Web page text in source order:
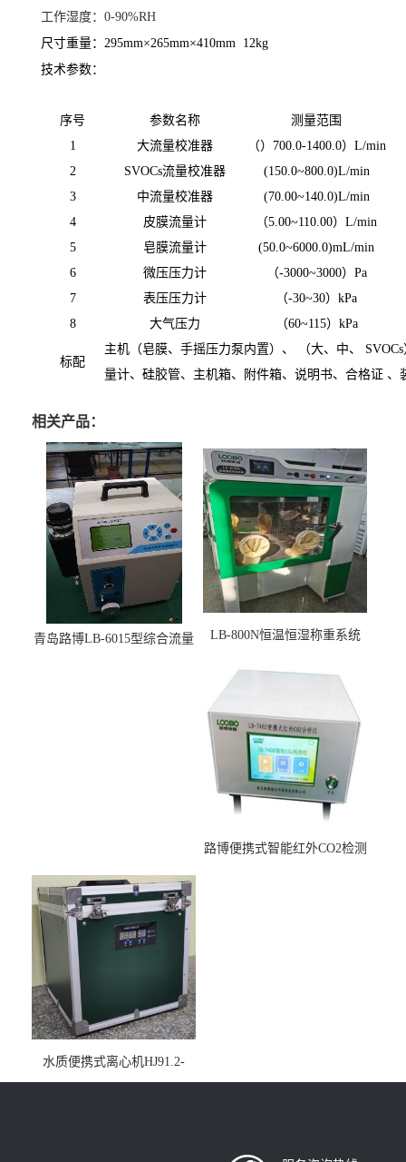
工作湿度：0-90%RH
尺寸重量： 295mm×265mm×410mm
12kg
技术参数：
序号 参数名称
测量范围
1
大流量校准器 （）700.0-1400.0）L/min
2
SVOCs流量校准器 (150.0~800.0)L/min
3
中流量校准器 (70.00~140.0)L/min
4
皮膜流量计 （5. 00~11 0. 00）L/min
5
皂膜流量计 (50. 0~6000. 0)mL/min
6
微压压力计 （-3000~3000）Pa
7
表压压力计 （-30~30）kPa
8
大气压力 （60~1 15）kPa
标配
主机（皂膜、手摇压力泵内置）、 （大、中、
量计、硅胶管、主机箱、附件箱、说明书、合格证 、
相关产品：
青岛路博LB-6015型综合流量
LB-800N恒温恒湿称重系统
路博便携式智能红外CO2检测
水质便携式离心机HJ91.2-
2022地表水总磷监测内置有